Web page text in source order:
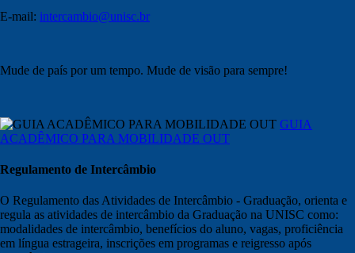
E-mail: intercambio@unisc.br
Mude de país por um tempo. Mude de visão para sempre!
GUIA
ACADÊMICO PARA MOBILIDADE OUT
Regulamento de Intercâmbio
O Regulamento das Atividades de Intercâmbio - Graduação, orienta e
regula as atividades de intercâmbio da Graduação na UNISC como:
modalidades de intercâmbio, benefícios do aluno, vagas, proficiência
em língua estrageira, inscrições em programas e reigresso após